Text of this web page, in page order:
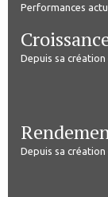
Performances
Depuis sa création
Depuis sa création